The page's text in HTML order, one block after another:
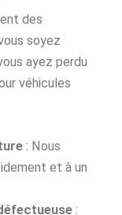
des
soyez
ayez perdu
véhicules
: Nous
et à un
: